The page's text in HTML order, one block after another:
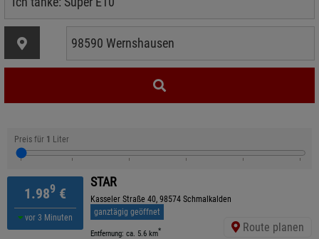
Preis für 1 Liter
1.989 €
vor 3 Minuten
STAR
Kasseler Straße 40, 98574 Schmalkalden
ganztägig geöffnet
Entfernung: ca. 5.6 km* Route planen